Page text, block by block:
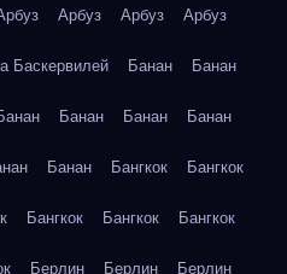
Арбуз Арбуз Арбуз
Баскервилей Банан Банан
Банан Банан Банан
Банан Бангкок Бангкок
Бангкок Бангкок Бангкок
Берлин Берлин Берлин